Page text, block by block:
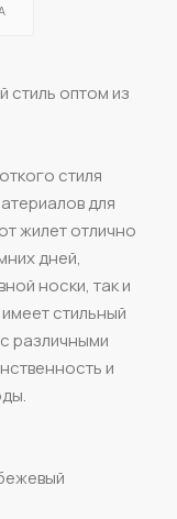
стиль оптом из
стиля
для
жилет отлично
дней,
носки, так и
стильный
различными
и